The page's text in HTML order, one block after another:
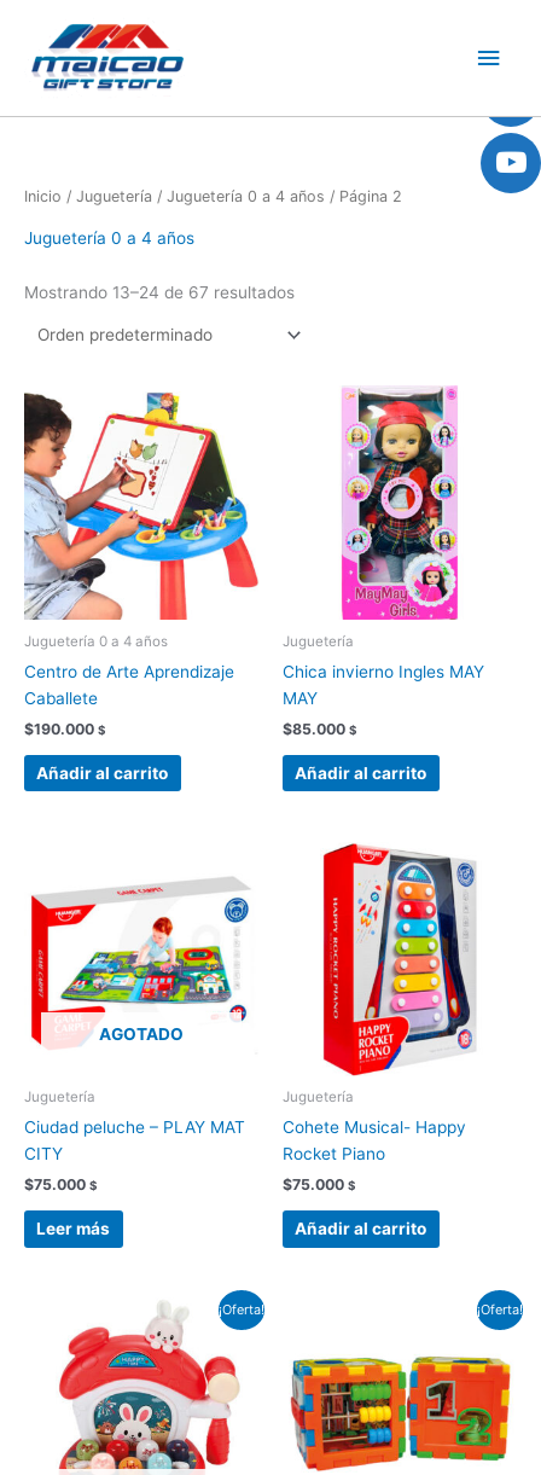
contenido
Inicio / Juguetería / Juguetería 0 a 4 años / Página 2
Juguetería 0 a 4 años
Mostrando 13–24 de 67 resultados
Juguetería 0 a 4 años
Centro de Arte Aprendizaje
Caballete
$190.000 $
Añadir al carrito
Juguetería
Chica invierno Ingles MAY
MAY
$85.000 $
Añadir al carrito
AGOTADO
Juguetería
Ciudad peluche – PLAY MAT
CITY
$75.000 $
Leer más
Juguetería
Cohete Musical- Happy
Rocket Piano
$75.000 $
Añadir al carrito
¡Oferta!
precio
original
era:
$69.900.
El
precio
actual
es:
$48.500.
¡Oferta!
era:
$40.000.
es:
$28.500.